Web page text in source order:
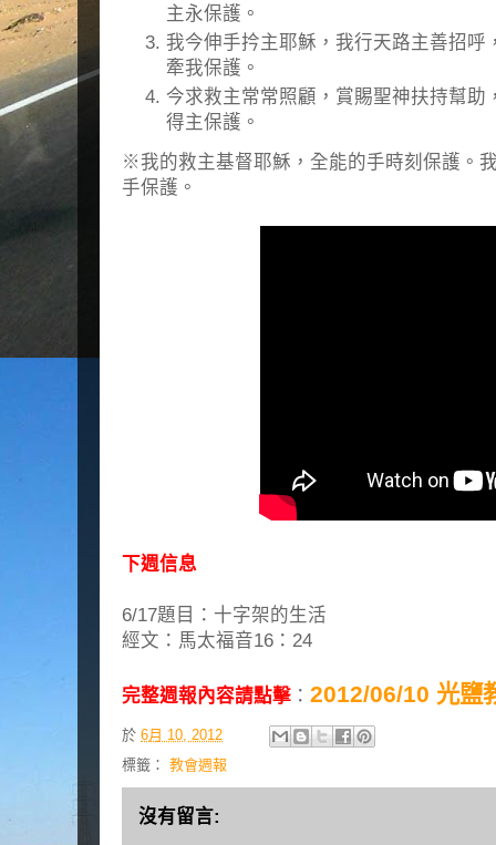
主永保護。
我今伸手扲主耶穌，我行天路主善招呼
牽我保護。
今求救主常常照顧，賞賜聖神扶持幫
得主保護。
※我的救主基督耶穌，全能的手時刻保護。
手保護。
下週信息
6/17題目：十字架的生活
經文：馬太福音16：24
完整週報內容請點擊 ： 2012/06/10 光鹽
於 6月 10, 2012
標籤： 教會週報
沒有留言: